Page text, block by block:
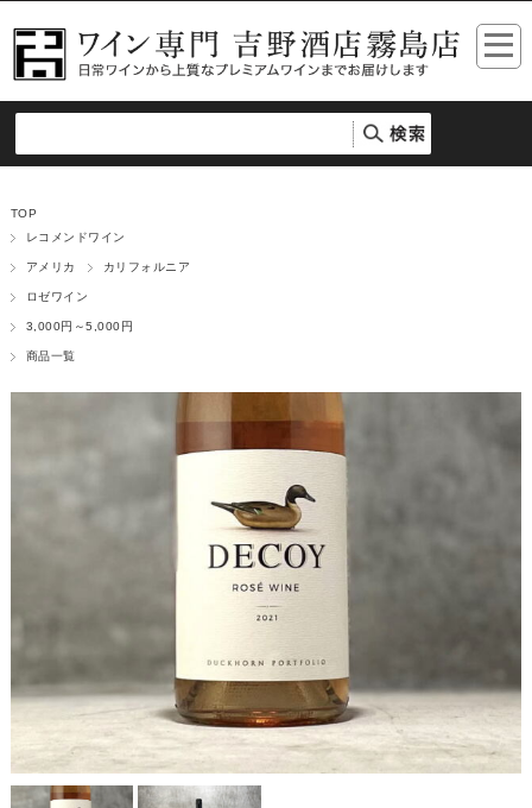
TOP
レコメンドワイン
アメリカ カリフォルニア
ロゼワイン
3,000円～5,000円
商品一覧